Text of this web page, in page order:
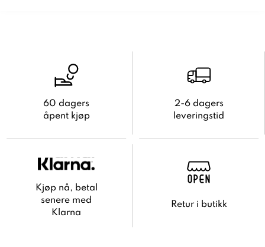
60 dagers
åpent kjøp
2-6 dagers
leveringstid
Kjøp nå, betal
senere med
Klarna
Retur i butikk